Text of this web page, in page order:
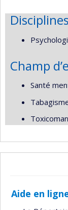
Disciplines
Champ
Santé
Aide en